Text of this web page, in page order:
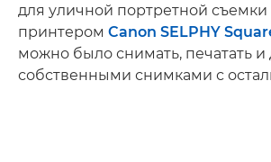
для уличной портретной
принтером Canon SELPHY
можно было снимать, печатать и
собственными снимками с